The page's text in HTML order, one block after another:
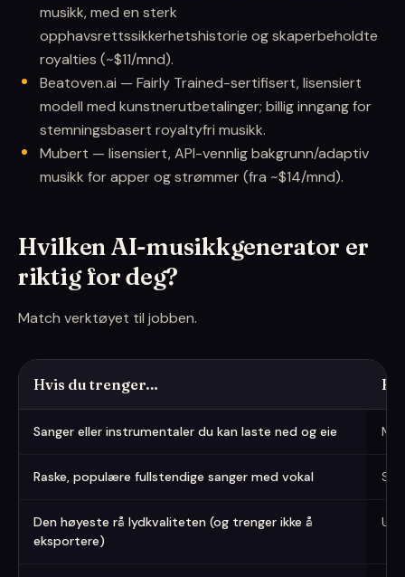
musikk, med en sterk
opphavsrettssikkerhetshistorie og skaperbeholdte
royalties (~$11/mnd).
Beatoven.ai — Fairly Trained-sertifisert, lisensiert
modell med kunstnerutbetalinger; billig inngang for
stemningsbasert royaltyfri musikk.
Mubert — lisensiert, API-vennlig bakgrunn/adaptiv
musikk for apper og strømmer (fra ~$14/mnd).
Hvilken AI-musikkgenerator er
riktig for deg?
Match verktøyet til jobben.
Hvis du trenger…
Sanger eller instrumentaler du kan laste ned og eie
Raske, populære fullstendige sanger med vokal
Den høyeste rå lydkvaliteten (og trenger ikke å
eksportere)